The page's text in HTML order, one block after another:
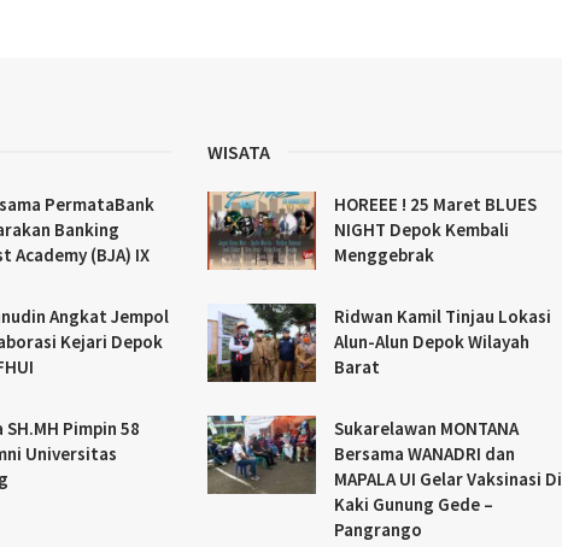
PermataBank
Banking
Academy (BJA) IX
Angkat Jempol
Kejari Depok
Pimpin 58
Universitas
WISATA
HOREEE ! 25 Maret BLUES
NIGHT Depok Kembali
Menggebrak
Ridwan Kamil Tinjau Lokasi
Alun-Alun Depok Wilayah
Barat
Sukarelawan MONTANA
Bersama WANADRI dan
MAPALA UI Gelar Vaksinasi Di
Kaki Gunung Gede –
Pangrango